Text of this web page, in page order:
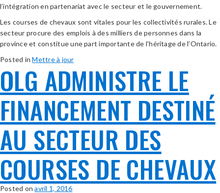
l’intégration en partenariat avec le secteur et le gouvernement.
Les courses de chevaux sont vitales pour les collectivités rurales. Le
secteur procure des emplois à des milliers de personnes dans la
province et constitue une part importante de l’héritage de l’Ontario.
Posted inMettre à jour
OLG ADMINISTRE LE
FINANCEMENT DESTINÉ
AU SECTEUR DES
COURSES DE CHEVAUX
Posted onavril 1, 2016